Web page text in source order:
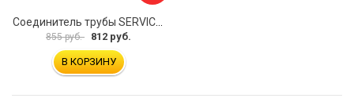
855 руб. 812 руб.
В КОРЗИНУ